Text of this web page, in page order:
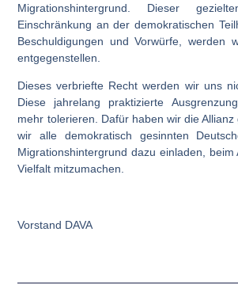
Migrationshintergrund. Dieser
Einschränkung an der demokratischen
Beschuldigungen und Vorwürfe, werden
entgegenstellen.
Dieses verbriefte Recht werden wir uns
Diese jahrelang praktizierte
mehr tolerieren. Dafür haben wir die
wir alle demokratisch gesinnten
Migrationshintergrund dazu einladen, beim
Vielfalt mitzumachen.
Vorstand DAVA